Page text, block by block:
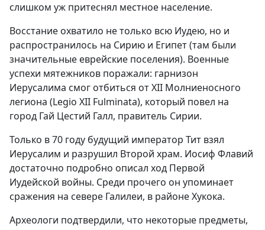
слишком уж притеснял местное население.
Восстание охватило не только всю Иудею, но и
распространилось на Сирию и Египет (там были
значительные еврейские поселения). Военные
успехи мятежников поражали: гарнизон
Иерусалима смог отбиться от XII Молниеносного
легиона (Legio XII Fulminata), который повел на
город Гай Цестий Галл, правитель Сирии.
Только в 70 году будущий император Тит взял
Иерусалим и разрушил Второй храм. Иосиф Флавий
достаточно подробно описал ход Первой
Иудейской войны. Среди прочего он упоминает
сражения на севере Галилеи, в районе Хукока.
Археологи подтвердили, что некоторые предметы,